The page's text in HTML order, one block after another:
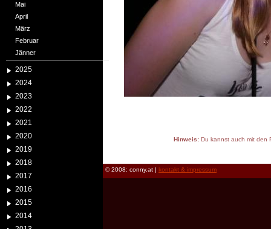
Mai
April
März
Februar
Jänner
2025
2024
2023
2022
2021
2020
2019
2018
2017
2016
2015
2014
Hinweis:Du kannst auch mit den
© 2008: conny.at | kontakt & impressum